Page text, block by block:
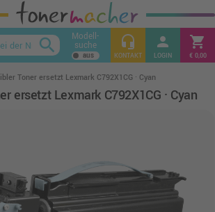
keyboard_arrow_up
search Modell-
suche headset_mic
KONTAKT
person
LOGIN
shopping_cart
€ 0,00
Toner ersetzt Lexmark C792X1CG · Cyan
ersetzt Lexmark C792X1CG · Cyan